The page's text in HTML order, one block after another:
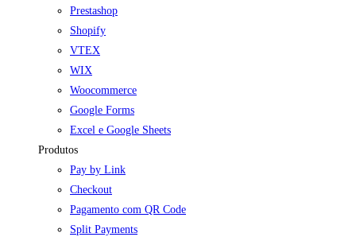
Prestashop
Shopify
VTEX
WIX
Woocommerce
Google Forms
Excel e Google Sheets
Produtos
Pay by Link
Checkout
Pagamento com QR Code
Split Payments